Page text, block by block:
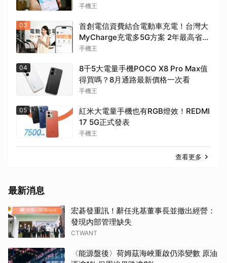
制
手機王
03
首創電信資費結合電動車充電！台灣大
MyCharge充電多5G方案 2年最高省
1.6萬
手機王
04
8千5大電量手機POCO X8 Pro Max值
得買嗎？8月通路最新價格一次看
手機王
05
紅米大電量手機也有RGB燈效！REDMI
17 5G正式發表
手機王
查看更多
最新消息
宏碁發重訊！辭任兆基董事長並撤出經營：
發現內部管理缺失
CTWANT
〈能源盤後〉荷姆茲海峽重啟仍添變數 原油